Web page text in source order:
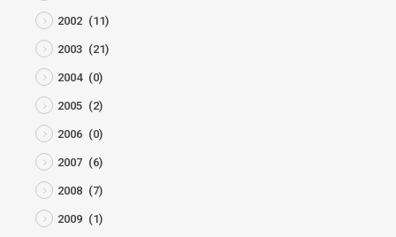
2002 (11)
2003 (21)
2004 (0)
2005 (2)
2006 (0)
2007 (6)
2008 (7)
2009 (1)